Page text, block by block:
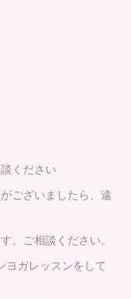
ください
ございましたら、遠
。ご相談ください。
ヨガレッスンをして